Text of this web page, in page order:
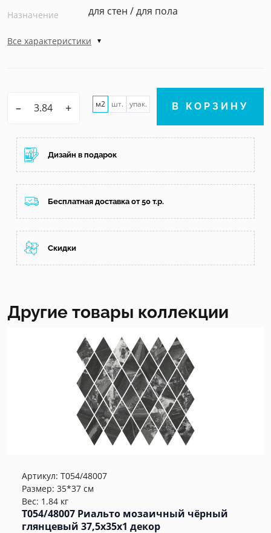
Назначение для стен / для пола
Все характеристики
– + м2 шт. упак. В КОРЗИНУ
Дизайн в подарок
Бесплатная доставка от 50 т.р.
Скидки
Другие товары коллекции
Артикул: T054/48007
Размер: 35*37 см
Вес: 1.84 кг
T054/48007 Риальто мозаичный чёрный
глянцевый 37,5x35x1 декор